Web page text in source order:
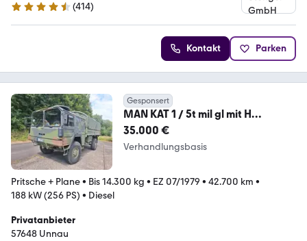
4.7 Sterne
(414)
Kontakt Parken
Gesponsert
MAN KAT 1 / 5t mil gl mit H
Zulassung
35.000 €
Verhandlungsbasis
Pritsche + Plane• Bis 14.300 kg • EZ 07/1979 • 42.700 km •
188 kW (256 PS) • Diesel
Privatanbieter
57648 Unnau